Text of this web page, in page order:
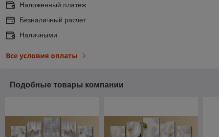
Наложенный платеж
Безналичный расчет
Наличными
Все условия оплаты
Подобные товары компании